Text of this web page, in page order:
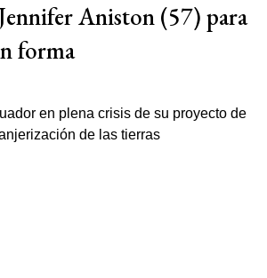
Aniston (57) para
forma